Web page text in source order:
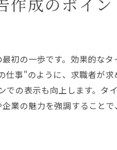
ムの活用
場環境の訴求
明確な提示
ルージョンの強調
初の一歩です。効果的な
事"のように、求職者が
の表示も向上します。タ
の魅力を強調すること